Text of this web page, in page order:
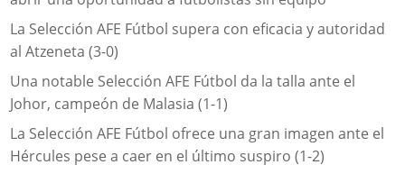
La Selección AFE Fútbol supera con eficacia y autoridad
al Atzeneta (3-0)
Una notable Selección AFE Fútbol da la talla ante el
Johor, campeón de Malasia (1-1)
La Selección AFE Fútbol ofrece una gran imagen ante el
Hércules pese a caer en el último suspiro (1-2)